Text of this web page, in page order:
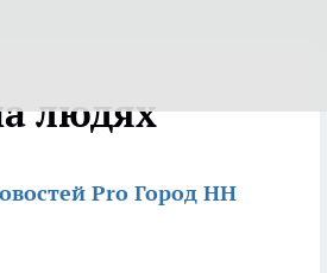
людях
Pro Город НН